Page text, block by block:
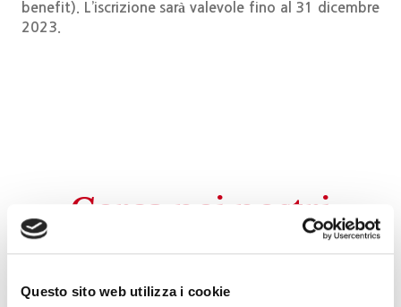
Questo sito web utilizza i cookie
benefit). L’iscrizione sarà valevole fino al 31 dicembre
2023.
Cerca nei nostri
eventi